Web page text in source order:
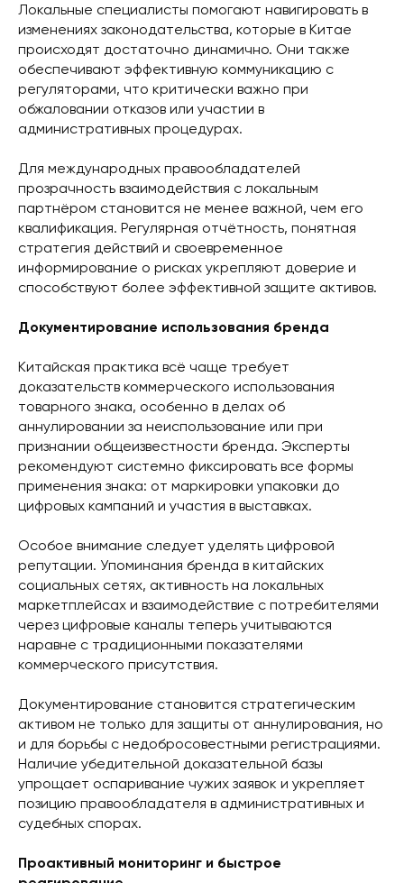
Локальные специалисты помогают навигировать в
изменениях законодательства, которые в Китае
происходят достаточно динамично. Они также
обеспечивают эффективную коммуникацию с
регуляторами, что критически важно при
обжаловании отказов или участии в
административных процедурах.
Для международных правообладателей
прозрачность взаимодействия с локальным
партнёром становится не менее важной, чем его
квалификация. Регулярная отчётность, понятная
стратегия действий и своевременное
информирование о рисках укрепляют доверие и
способствуют более эффективной защите активов.
Документирование использования бренда
Китайская практика всё чаще требует
доказательств коммерческого использования
товарного знака, особенно в делах об
аннулировании за неиспользование или при
признании общеизвестности бренда. Эксперты
рекомендуют системно фиксировать все формы
применения знака: от маркировки упаковки до
цифровых кампаний и участия в выставках.
Особое внимание следует уделять цифровой
репутации. Упоминания бренда в китайских
социальных сетях, активность на локальных
маркетплейсах и взаимодействие с потребителями
через цифровые каналы теперь учитываются
наравне с традиционными показателями
коммерческого присутствия.
Документирование становится стратегическим
активом не только для защиты от аннулирования, но
и для борьбы с недобросовестными регистрациями.
Наличие убедительной доказательной базы
упрощает оспаривание чужих заявок и укрепляет
позицию правообладателя в административных и
судебных спорах.
Проактивный мониторинг и быстрое